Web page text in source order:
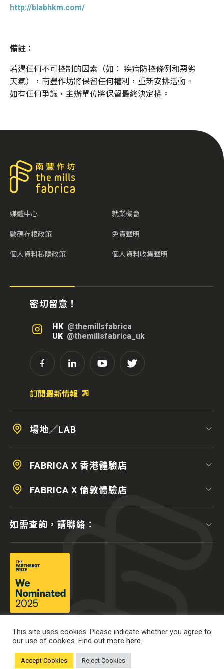
http://blabhkm.com/
備註：
若遇任何不可控制的因素（如： 疾病防控條例和惡劣
天氣），南豐作坊將保留任何權利，重新安排活動。
如有任何爭議，主辦單位將保留最終決定權。
媒體中心 就業機會
數碼存根政策 免責聲明
個人資料私隱政策 個人資料收集聲明
密切留意！
HK @themillsfabrica
UK @themillsfabrica_uk
訂閱最新情報
場地／LAB
FABRICA X 香港體驗店
FABRICA X 倫敦體驗店
如需查詢，請聯絡：
© 2025 南豐作坊培育中心有限公司版權所有。
This site uses cookies. Please indicate whether you agree to
our use of cookies. Find out more here.
Accept Cookies Reject Cookies